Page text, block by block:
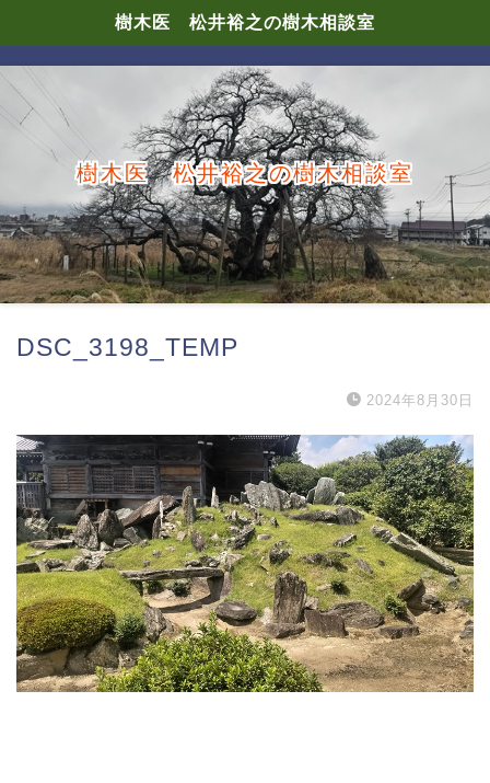
樹木医 松井裕之の樹木相談室
樹木医 松井裕之の樹木相談室
DSC_3198_TEMP
2024年8月30日